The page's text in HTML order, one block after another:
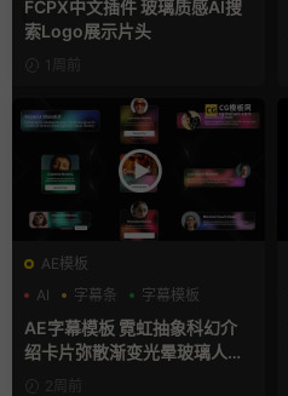
FCPX中文插件 玻璃质感AI搜
索Logo展示片头
1周前
AE模板
AI
字幕条 字幕模板
AE字幕模板 霓虹抽象科幻介
绍卡片弥散渐变光晕玻璃人名
2周前